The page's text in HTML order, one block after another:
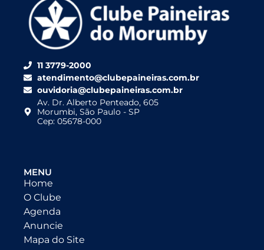
11 3779-2000
atendimento@clubepaineiras.com.br
ouvidoria@clubepaineiras.com.br
Av. Dr. Alberto Penteado, 605
Morumbi, São Paulo - SP
Cep: 05678-000
MENU
Home
O Clube
Agenda
Anuncie
Mapa do Site